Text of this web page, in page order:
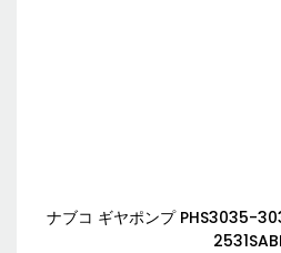
ナブコ ギヤポンプ PHS3035-